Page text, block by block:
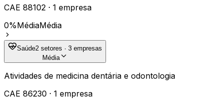
CAE 88102 · 1 empresa
0%MédiaMédia
Saúde2 setores · 3 empresas
Média
Atividades de medicina dentária e odontologia
CAE 86230 · 1 empresa